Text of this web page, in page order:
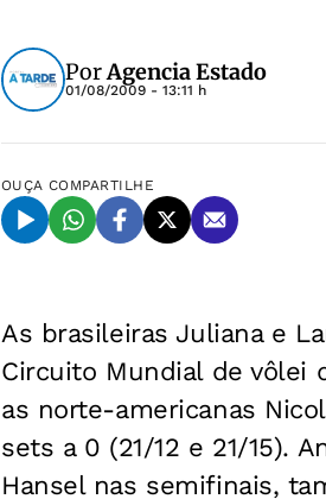
PorAgencia Estado
01/08/2009 - 13:11 h
OUÇA COMPARTILHE
As brasileiras Juliana e
Circuito Mundial de vôlei
as norte-americanas
sets a 0 (21/12 e 21/15).
Hansel nas semifinais,